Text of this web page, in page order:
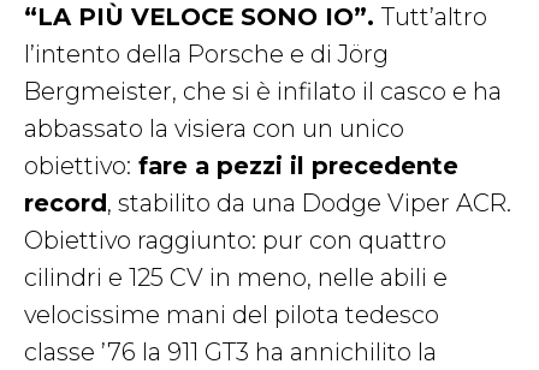
“LA PIÙ VELOCE SONO IO”. Tutt’altro
l’intento della Porsche e di Jörg
Bergmeister, che si è infilato il casco e ha
abbassato la visiera con un unico
obiettivo: fare a pezzi il precedente
record, stabilito da una Dodge Viper ACR.
Obiettivo raggiunto: pur con quattro
cilindri e 125 CV in meno, nelle abili e
velocissime mani del pilota tedesco
classe ’76 la 911 GT3 ha annichilito la